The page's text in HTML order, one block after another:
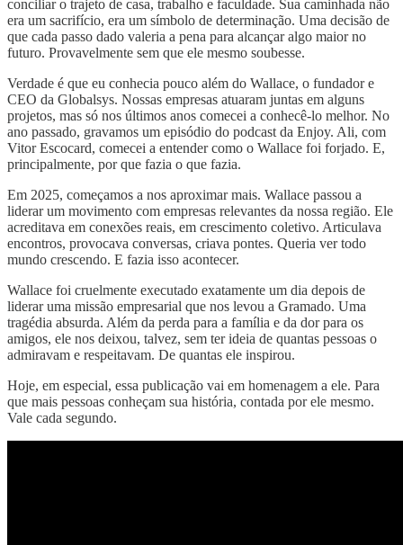
conciliar o trajeto de casa, trabalho e faculdade. Sua caminhada não
era um sacrifício, era um símbolo de determinação. Uma decisão de
que cada passo dado valeria a pena para alcançar algo maior no
futuro. Provavelmente sem que ele mesmo soubesse.
Verdade é que eu conhecia pouco além do Wallace, o fundador e
CEO da Globalsys. Nossas empresas atuaram juntas em alguns
projetos, mas só nos últimos anos comecei a conhecê-lo melhor. No
ano passado, gravamos um episódio do podcast da Enjoy. Ali, com
Vitor Escocard, comecei a entender como o Wallace foi forjado. E,
principalmente, por que fazia o que fazia.
Em 2025, começamos a nos aproximar mais. Wallace passou a
liderar um movimento com empresas relevantes da nossa região. Ele
acreditava em conexões reais, em crescimento coletivo. Articulava
encontros, provocava conversas, criava pontes. Queria ver todo
mundo crescendo. E fazia isso acontecer.
Wallace foi cruelmente executado exatamente um dia depois de
liderar uma missão empresarial que nos levou a Gramado. Uma
tragédia absurda. Além da perda para a família e da dor para os
amigos, ele nos deixou, talvez, sem ter ideia de quantas pessoas o
admiravam e respeitavam. De quantas ele inspirou.
Hoje, em especial, essa publicação vai em homenagem a ele. Para
que mais pessoas conheçam sua história, contada por ele mesmo.
Vale cada segundo.